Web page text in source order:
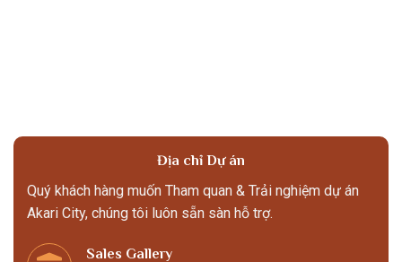
Địa chỉ Dự án
Quý khách hàng muốn Tham quan & Trải nghiệm dự án
Akari City, chúng tôi luôn sẵn sàn hỗ trợ.
Sales Gallery